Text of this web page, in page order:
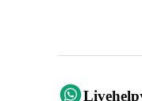
Livehelp